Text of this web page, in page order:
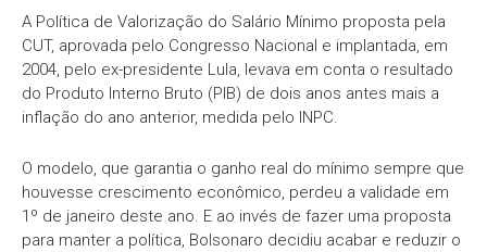
A Política de Valorização do Salário Mínimo proposta pela
CUT, aprovada pelo Congresso Nacional e implantada, em
2004, pelo ex-presidente Lula, levava em conta o resultado
do Produto Interno Bruto (PIB) de dois anos antes mais a
inflação do ano anterior, medida pelo INPC.
O modelo, que garantia o ganho real do mínimo sempre que
houvesse crescimento econômico, perdeu a validade em
1º de janeiro deste ano. E ao invés de fazer uma proposta
para manter a política, Bolsonaro decidiu acabar e reduzir o